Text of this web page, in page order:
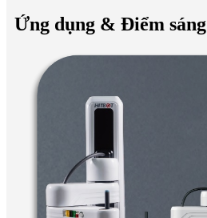
Ứng dụng & Điểm sáng